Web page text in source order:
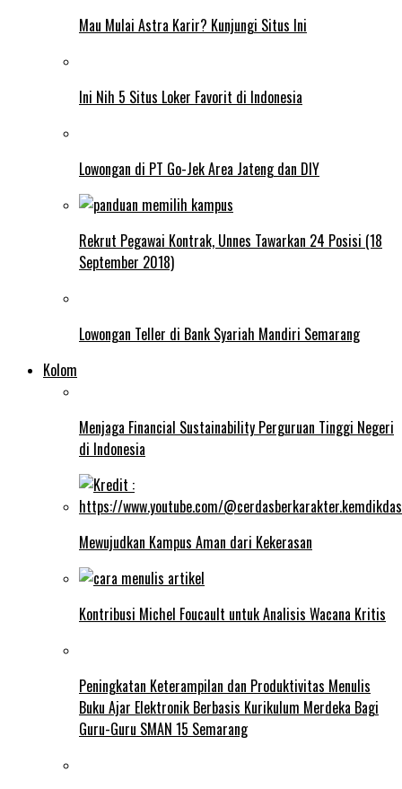
Mau Mulai Astra Karir? Kunjungi Situs Ini
Ini Nih 5 Situs Loker Favorit di Indonesia
Lowongan di PT Go-Jek Area Jateng dan DIY
Rekrut Pegawai Kontrak, Unnes Tawarkan 24 Posisi (18
September 2018)
Lowongan Teller di Bank Syariah Mandiri Semarang
Kolom
Menjaga Financial Sustainability Perguruan Tinggi Negeri
di Indonesia
Mewujudkan Kampus Aman dari Kekerasan
Kontribusi Michel Foucault untuk Analisis Wacana Kritis
Peningkatan Keterampilan dan Produktivitas Menulis
Buku Ajar Elektronik Berbasis Kurikulum Merdeka Bagi
Guru-Guru SMAN 15 Semarang